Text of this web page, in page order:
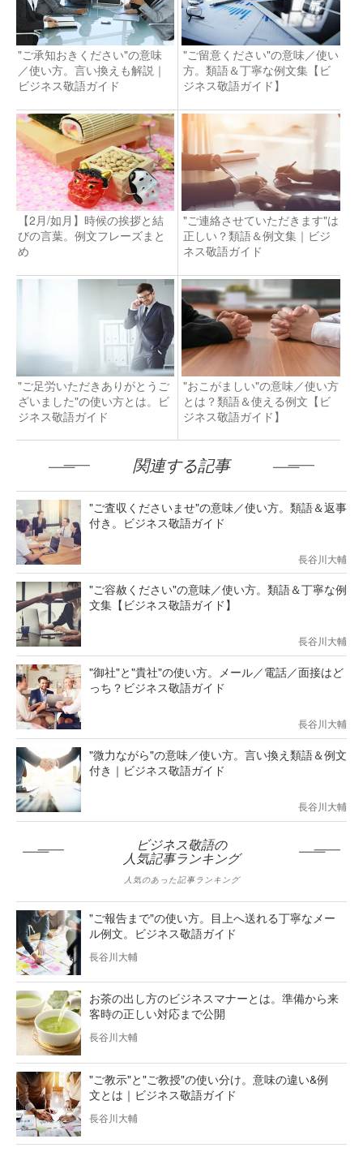
"ご承知おきください"の意味
／使い方。言い換えも解説｜
ビジネス敬語ガイド
"ご留意ください"の意味／使い
方。類語＆丁寧な例文集【ビ
ジネス敬語ガイド】
【2月/如月】時候の挨拶と結
びの言葉。例文フレーズまと
め
"ご連絡させていただきます"は
正しい？類語＆例文集｜ビジ
ネス敬語ガイド
"ご足労いただきありがとうご
ざいました"の使い方とは。ビ
ジネス敬語ガイド
"おこがましい"の意味／使い方
とは？類語＆使える例文【ビ
ジネス敬語ガイド】
関連する記事
"ご査収くださいませ"の意味／使い方。類語＆返事
付き。ビジネス敬語ガイド
長谷川大輔
"ご容赦ください"の意味／使い方。類語＆丁寧な例
文集【ビジネス敬語ガイド】
長谷川大輔
"御社"と"貴社"の使い方。メール／電話／面接はど
っち？ビジネス敬語ガイド
長谷川大輔
"微力ながら"の意味／使い方。言い換え類語＆例文
付き｜ビジネス敬語ガイド
長谷川大輔
ビジネス敬語の
人気記事ランキング
人気のあった記事ランキング
"ご報告まで"の使い方。目上へ送れる丁寧なメー
ル例文。ビジネス敬語ガイド
長谷川大輔
お茶の出し方のビジネスマナーとは。準備から来
客時の正しい対応まで公開
長谷川大輔
"ご教示"と"ご教授"の使い分け。意味の違い&例
文とは｜ビジネス敬語ガイド
長谷川大輔